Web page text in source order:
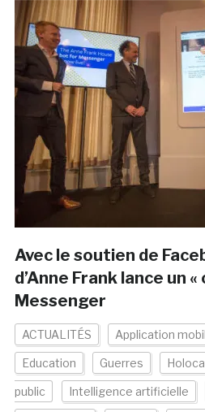
Avec le soutien de
d’Anne Frank lance un
Messenger
ACTUALITÉS Application
Education Guerres
public Intelligence artificielle